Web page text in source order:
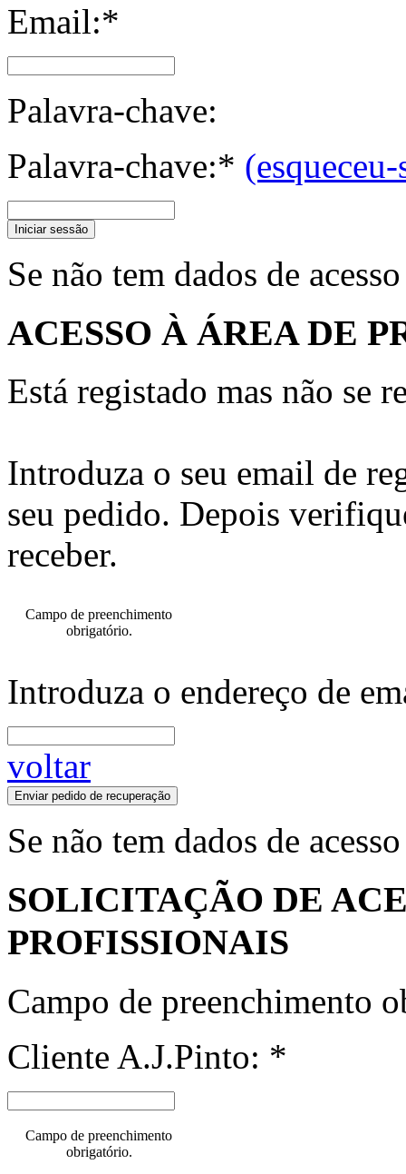
Email:*
Palavra-chave:
Palavra-chave:* (esqueceu-
Iniciar sessão
Se não tem dados de
ACESSO À ÁREA DE
Está registado mas não se
Introduza o seu email de
seu pedido. Depois
receber.
Campo de preenchimento
obrigatório.
Introduza o endereço de
voltar
Enviar pedido de recuperação
Se não tem dados de
SOLICITAÇÃO DE
PROFISSIONAIS
Campo de preenchimento
Cliente A.J.Pinto: *
Campo de preenchimento
obrigatório.